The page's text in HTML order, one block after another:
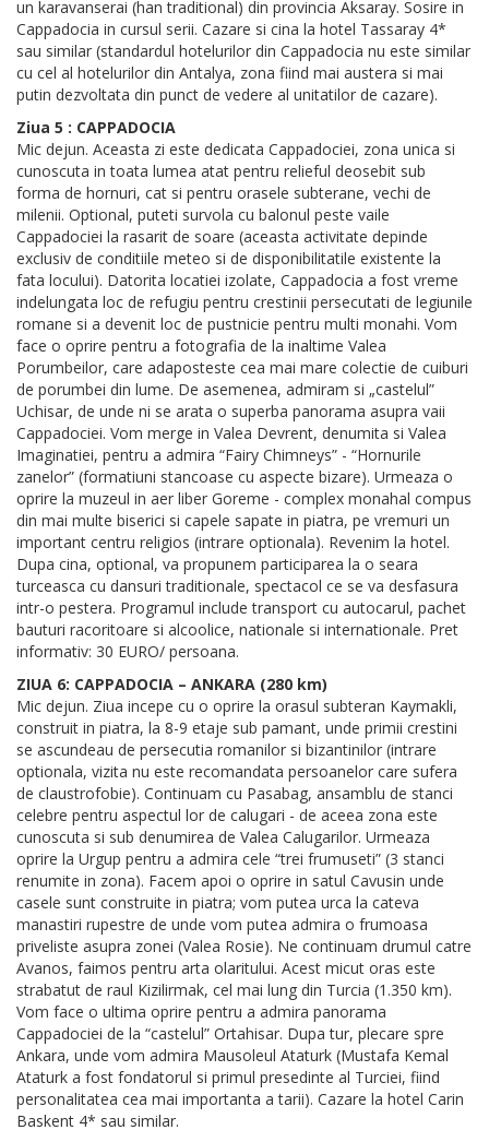
un karavanserai (han traditional) din provincia Aksaray. Sosire in
Cappadocia in cursul serii. Cazare si cina la hotel Tassaray 4*
sau similar (standardul hotelurilor din Cappadocia nu este similar
cu cel al hotelurilor din Antalya, zona fiind mai austera si mai
putin dezvoltata din punct de vedere al unitatilor de cazare).
Ziua 5 : CAPPADOCIA
Mic dejun. Aceasta zi este dedicata Cappadociei, zona unica si
cunoscuta in toata lumea atat pentru relieful deosebit sub
forma de hornuri, cat si pentru orasele subterane, vechi de
milenii. Optional, puteti survola cu balonul peste vaile
Cappadociei la rasarit de soare (aceasta activitate depinde
exclusiv de conditiile meteo si de disponibilitatile existente la
fata locului). Datorita locatiei izolate, Cappadocia a fost vreme
indelungata loc de refugiu pentru crestinii persecutati de legiunile
romane si a devenit loc de pustnicie pentru multi monahi. Vom
face o oprire pentru a fotografia de la inaltime Valea
Porumbeilor, care adaposteste cea mai mare colectie de cuiburi
de porumbei din lume. De asemenea, admiram si „castelul”
Uchisar, de unde ni se arata o superba panorama asupra vaii
Cappadociei. Vom merge in Valea Devrent, denumita si Valea
Imaginatiei, pentru a admira “Fairy Chimneys” - “Hornurile
zanelor” (formatiuni stancoase cu aspecte bizare). Urmeaza o
oprire la muzeul in aer liber Goreme - complex monahal compus
din mai multe biserici si capele sapate in piatra, pe vremuri un
important centru religios (intrare optionala). Revenim la hotel.
Dupa cina, optional, va propunem participarea la o seara
turceasca cu dansuri traditionale, spectacol ce se va desfasura
intr-o pestera. Programul include transport cu autocarul, pachet
bauturi racoritoare si alcoolice, nationale si internationale. Pret
informativ: 30 EURO/ persoana.
ZIUA 6: CAPPADOCIA – ANKARA (280 km)
Mic dejun. Ziua incepe cu o oprire la orasul subteran Kaymakli,
construit in piatra, la 8-9 etaje sub pamant, unde primii crestini
se ascundeau de persecutia romanilor si bizantinilor (intrare
optionala, vizita nu este recomandata persoanelor care sufera
de claustrofobie). Continuam cu Pasabag, ansamblu de stanci
celebre pentru aspectul lor de calugari - de aceea zona este
cunoscuta si sub denumirea de Valea Calugarilor. Urmeaza
oprire la Urgup pentru a admira cele “trei frumuseti” (3 stanci
renumite in zona). Facem apoi o oprire in satul Cavusin unde
casele sunt construite in piatra; vom putea urca la cateva
manastiri rupestre de unde vom putea admira o frumoasa
priveliste asupra zonei (Valea Rosie). Ne continuam drumul catre
Avanos, faimos pentru arta olaritului. Acest micut oras este
strabatut de raul Kizilirmak, cel mai lung din Turcia (1.350 km).
Vom face o ultima oprire pentru a admira panorama
Cappadociei de la “castelul” Ortahisar. Dupa tur, plecare spre
Ankara, unde vom admira Mausoleul Ataturk (Mustafa Kemal
Ataturk a fost fondatorul si primul presedinte al Turciei, fiind
personalitatea cea mai importanta a tarii). Cazare la hotel Carin
Baskent 4* sau similar.